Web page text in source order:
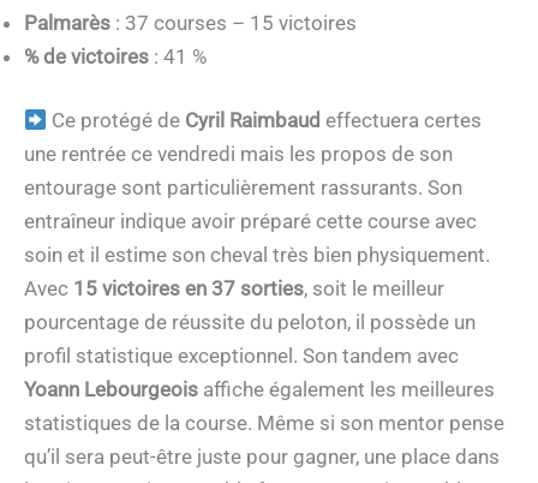
Palmarès : 37 courses – 15 victoires
% de victoires : 41 %
Ce protégé de Cyril Raimbaud effectuera certes
une rentrée ce vendredi mais les propos de son
entourage sont particulièrement rassurants. Son
entraîneur indique avoir préparé cette course avec
soin et il estime son cheval très bien physiquement.
Avec 15 victoires en 37 sorties, soit le meilleur
pourcentage de réussite du peloton, il possède un
profil statistique exceptionnel. Son tandem avec
Yoann Lebourgeois affiche également les meilleures
statistiques de la course. Même si son mentor pense
qu’il sera peut-être juste pour gagner, une place dans